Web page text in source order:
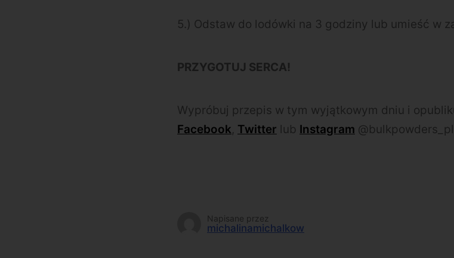
5.) Odstaw do lodówki na 3 godziny lub umieść w
PRZYGOTUJ SERCA!
Wypróbuj przepis w tym wyjątkowym dniu i
Facebook, Twitter lub Instagram
Napisane przez
michalinamichalkow